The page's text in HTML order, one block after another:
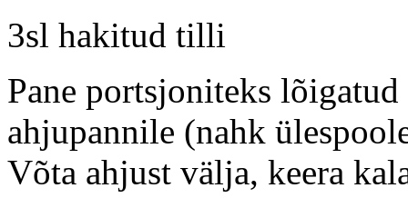
3sl hakitud tilli
Pane portsjoniteks
ahjupannile (nahk
Võta ahjust välja, keera